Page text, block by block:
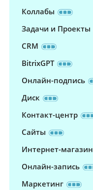
Коллабы
Задачи и Проекты
CRM
BitrixGPT
Онлайн-подпись
Диск
Контакт-центр
Сайты
Интернет-магазин
Онлайн-запись
Маркетинг